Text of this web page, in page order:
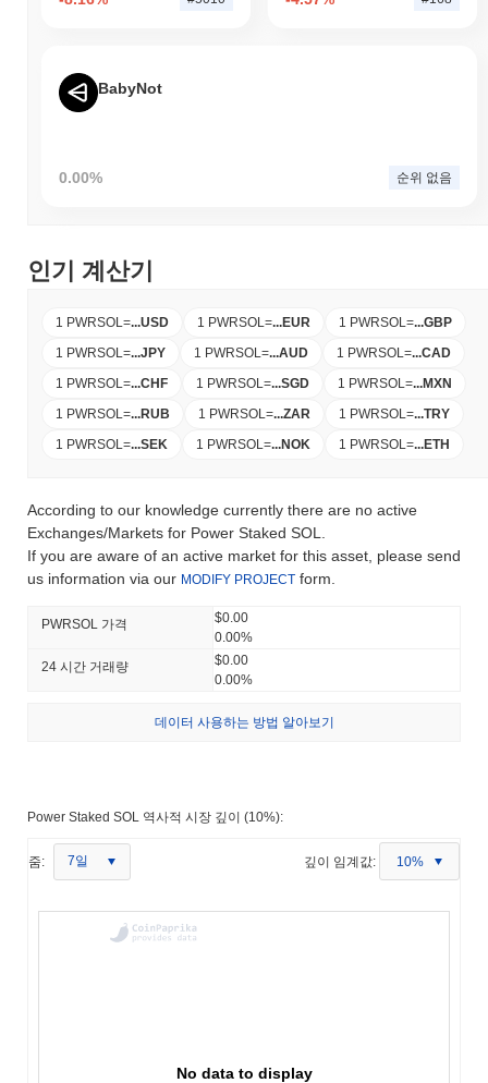
BabyNot
0.00% 순위 없음
인기 계산기
1 PWRSOL =...USD 1 PWRSOL =...EUR 1 PWRSOL =...GBP
1 PWRSOL =...JPY 1 PWRSOL =...AUD 1 PWRSOL =...CAD
1 PWRSOL =...CHF 1 PWRSOL =...SGD 1 PWRSOL =...MXN
1 PWRSOL =...RUB 1 PWRSOL =...ZAR 1 PWRSOL =...TRY
1 PWRSOL =...SEK 1 PWRSOL =...NOK 1 PWRSOL =...ETH
According to our knowledge currently there are no active
Exchanges/Markets for Power Staked SOL.
If you are aware of an active market for this asset, please send
us information via our MODIFY PROJECT form.
PWRSOL 가격
$0.00
0.00%
24 시간 거래량
$0.00
0.00%
데이터 사용하는 방법 알아보기
Power Staked SOL 역사적 시장 깊이 (10%):
줌: 7일 깊이 임계값: 10%
No data to display